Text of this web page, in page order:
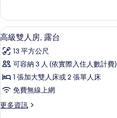
相
片
房
的
詳
顯
示
高
級
雙
房,
20
高級雙人房, 露台
13 平方公尺
可容納 3 人 (依實際入住人數計費)
1 張加大雙人床或 2 張單人床
免費無線上網
更多資訊
更